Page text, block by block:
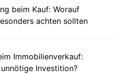
beim Kauf: Worauf
achten sollten
Immobilienverkauf:
Investition?